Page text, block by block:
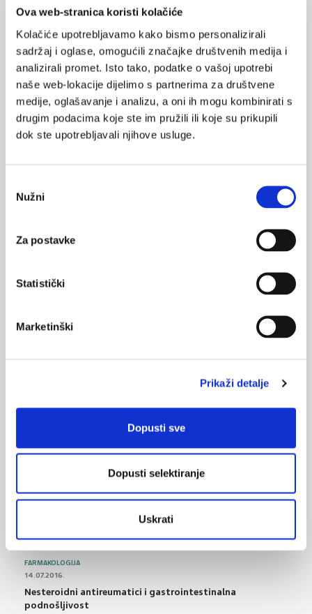
Ova web-stranica koristi kolačiće
Kolačiće upotrebljavamo kako bismo personalizirali
sadržaj i oglase, omogućili značajke društvenih medija i
analizirali promet. Isto tako, podatke o vašoj upotrebi
naše web-lokacije dijelimo s partnerima za društvene
medije, oglašavanje i analizu, a oni ih mogu kombinirati s
drugim podacima koje ste im pružili ili koje su prikupili
dok ste upotrebljavali njihove usluge.
pristanka
Nužni
Za postavke
Statistički
Marketinški
Prikaži detalje
Dopusti sve
Dopusti selektiranje
Uskrati
VEZANI SADRŽAJ <
upamćivanja i prisjećanja
18. Tjedan mozga u Hrvatskoj: 11. – 17. 3. 2019.
19.05.2017.
BOL
FARMAKOLOGIJA
14.07.2016.
Nesteroidni antireumatici i gastrointestinalna
podnošljivost